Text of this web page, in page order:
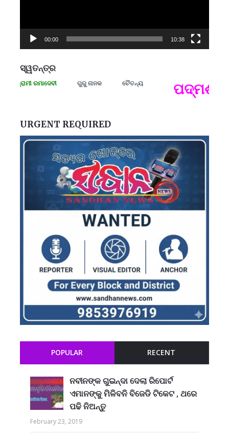
00:00 10:38
ସ୍ୱତନ୍ତ୍ର
ରମାଦେବୀ ଗୁରୁ ନାନକ ଚୈତନ୍ୟ ପଦ୍ମଶ୍ରୀ
URGENT REQUIRED
POPULAR RECENT
ନବୀନଙ୍କ ଗୁଇନ୍ଦା ଦେଲା ରିପୋର୍ଟ
ଏମାନଙ୍କୁ ମିଳିବନି ବିଜେଡି ଟିକେଟ , ଥରେ
ପଢି ନିଅନ୍ତୁ
February 23, 2019